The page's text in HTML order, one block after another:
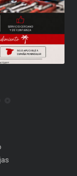
tus repuestos tienen